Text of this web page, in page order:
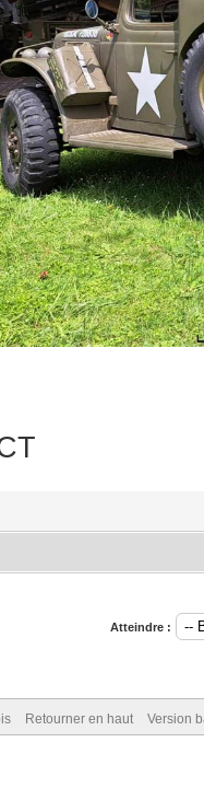
Atteindre :
Retourner en haut Version